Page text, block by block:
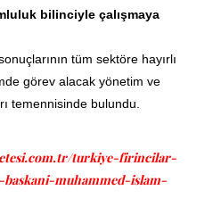
bilinciyle çalışmaya
tüm sektöre hayırlı
görev alacak yönetim ve
temennisinde bulundu.
turkiye-firincilar-
muhammed-islam-